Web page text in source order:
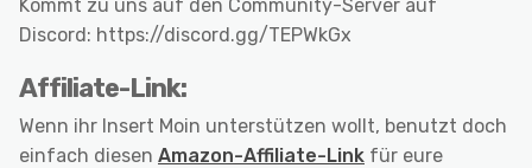
Kommt zu uns auf den Community-Server auf
Discord: https://discord.gg/TEPWkGx
Affiliate-Link:
Wenn ihr Insert Moin unterstützen wollt, benutzt doch
einfach diesen Amazon-Affiliate-Link für eure